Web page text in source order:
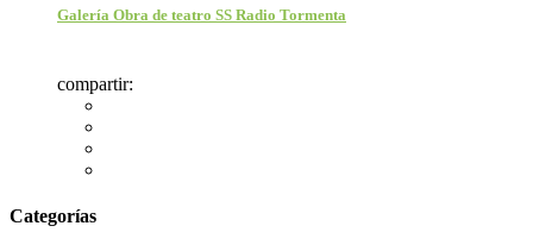
Galería Obra de teatro SS Radio Tormenta
compartir:
Categorías